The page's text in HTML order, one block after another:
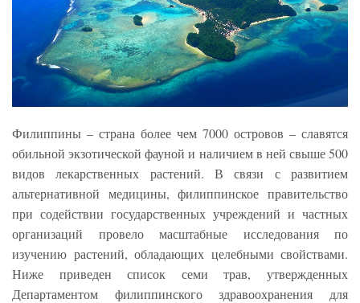
Филиппины – страна более чем 7000 островов – славятся
обильной экзотической фауной и наличием в ней свыше 500
видов лекарственных растений. В связи с развитием
альтернативной медицины, филиппинское правительство
при содействии государственных учреждений и частных
организаций провело масштабные исследования по
изучению растений, обладающих целебными свойствами.
Ниже приведен список семи трав, утвержденных
Департаментом филиппинского здравоохранения для